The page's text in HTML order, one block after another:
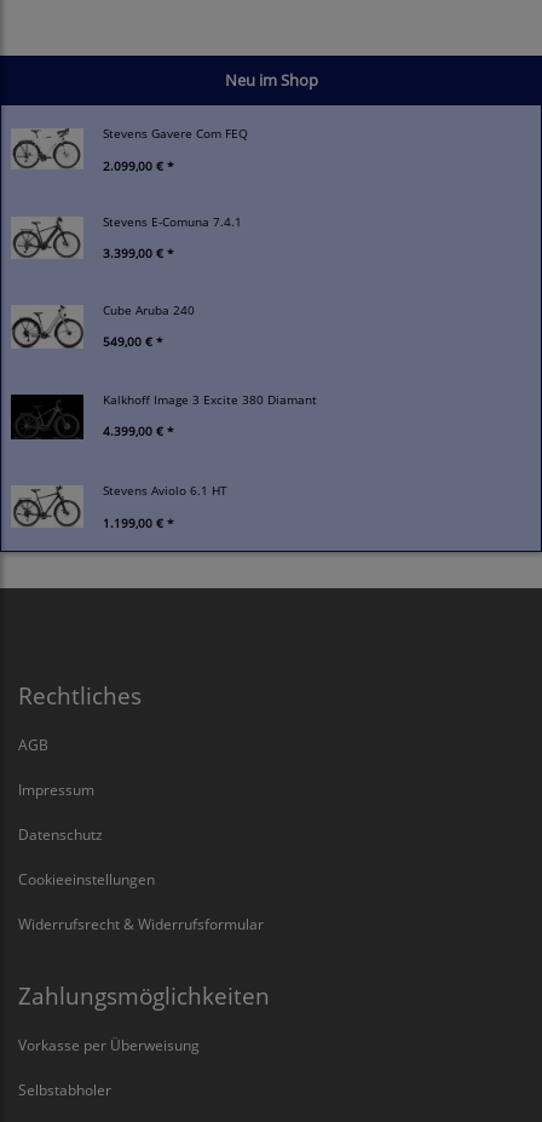
Neu im Shop
Stevens Gavere Com FEQ
2.099,00 € *
Stevens E-Comuna 7.4.1
3.399,00 € *
Cube Aruba 240
549,00 € *
Kalkhoff Image 3 Excite 380 Diamant
4.399,00 € *
Stevens Aviolo 6.1 HT
1.199,00 € *
Rechtliches
AGB
Impressum
Datenschutz
Cookieeinstellungen
Widerrufsrecht & Widerrufsformular
Zahlungsmöglichkeiten
Vorkasse per Überweisung
Selbstabholer